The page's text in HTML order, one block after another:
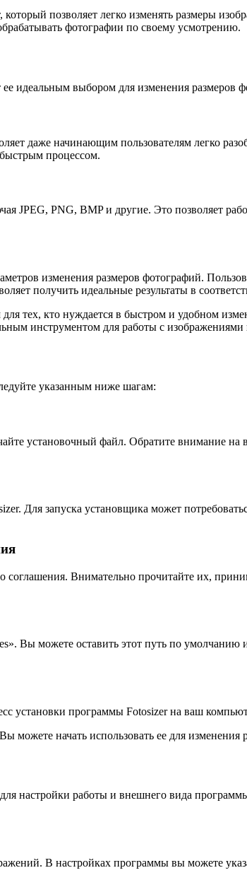
позволяет легко изменять размеры
фотографии по своему усмотрению.
идеальным выбором для изменения размеров
даже начинающим пользователям легко
процессом.
JPEG, PNG, BMP и другие. Это позволяет
изменения размеров фотографий.
получить идеальные результаты в
кто нуждается в быстром и удобном
инструментом для работы с
указанным ниже шагам:
установочный файл. Обратите внимание
Для запуска установщика может
Внимательно прочитайте их,
Вы можете оставить этот путь по
установки программы Fotosizer на ваш
можете начать использовать ее для
настройки работы и внешнего вида
В настройках программы вы можете